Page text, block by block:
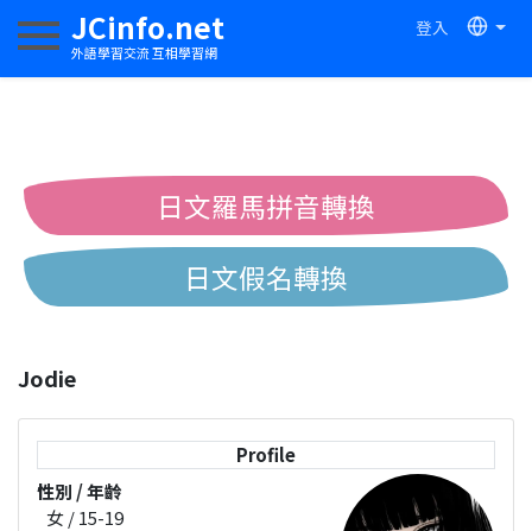
JCinfo.net
外語學習交流 互相學習網
登入
切換導航
日文羅馬拼音轉換
日文假名轉換
中日漢字互換
Jodie
Profile
性別 / 年齡
女 / 15-19